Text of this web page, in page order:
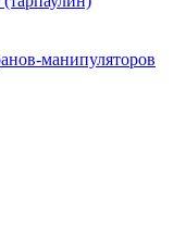
манипуляторов